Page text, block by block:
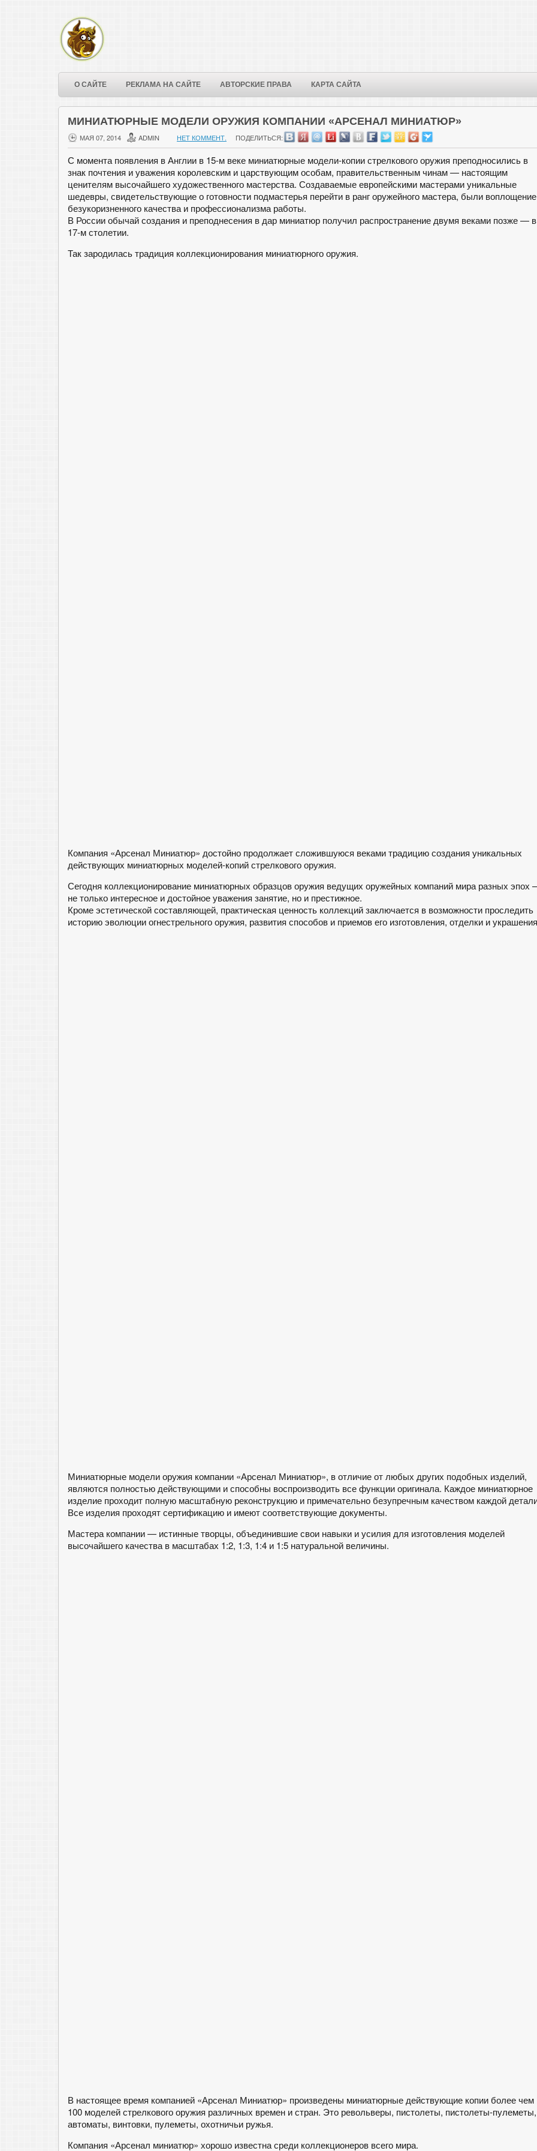
О САЙТЕ РЕКЛАМА НА САЙТЕ АВТОРСКИЕ ПРАВА КАРТА САЙТА
МИНИАТЮРНЫЕ МОДЕЛИ ОРУЖИЯ КОМПАНИИ «АРСЕНАЛ МИНИАТЮР»
МАЯ 07, 2014 ADMIN НЕТ КОММЕНТ. ПОДЕЛИТЬСЯ:
С момента появления в Англии в 15-м веке миниатюрные модели-копии стрелкового оружия преподносились в
знак почтения и уважения королевским и царствующим особам, правительственным чинам — настоящим
ценителям высочайшего художественного мастерства. Создаваемые европейскими мастерами уникальные
шедевры, свидетельствующие о готовности подмастерья перейти в ранг оружейного мастера, были
безукоризненного качества и профессионализма работы.
В России обычай создания и преподнесения в дар миниатюр получил распространение двумя веками позже — в
17-м столетии.
Так зародилась традиция коллекционирования миниатюрного оружия.
Компания «Арсенал Миниатюр» достойно продолжает сложившуюся веками традицию создания уникальных
действующих миниатюрных моделей-копий стрелкового оружия.
Сегодня коллекционирование миниатюрных образцов оружия ведущих оружейных компаний мира разных эпох
не только интересное и достойное уважения занятие, но и престижное.
Кроме эстетической составляющей, практическая ценность коллекций заключается в возможности проследить
историю эволюции огнестрельного оружия, развития способов и приемов его изготовления, отделки и
Миниатюрные модели оружия компании «Арсенал Миниатюр», в отличие от любых других подобных изделий,
являются полностью действующими и способны воспроизводить все функции оригинала. Каждое миниатюрное
изделие проходит полную масштабную реконструкцию и примечательно безупречным качеством каждой
Все изделия проходят сертификацию и имеют соответствующие документы.
Мастера компании — истинные творцы, объединившие свои навыки и усилия для изготовления моделей
высочайшего качества в масштабах 1:2, 1:3, 1:4 и 1:5 натуральной величины.
В настоящее время компанией «Арсенал Миниатюр» произведены миниатюрные действующие копии более чем
100 моделей стрелкового оружия различных времен и стран. Это револьверы, пистолеты, пистолеты-пулеметы,
автоматы, винтовки, пулеметы, охотничьи ружья.
Компания «Арсенал миниатюр» хорошо известна среди коллекционеров всего мира.